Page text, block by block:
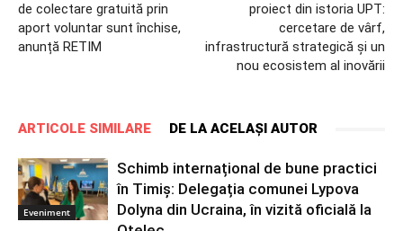
de colectare gratuită prin
aport voluntar sunt închise,
anunță RETIM
proiect din istoria UPT:
cercetare de vârf,
infrastructură strategică și un
nou ecosistem al inovării
ARTICOLE SIMILARE DE LA ACELAȘI AUTOR
Eveniment
Schimb internațional de bune practici
în Timiș: Delegația comunei Lypova
Dolyna din Ucraina, în vizită oficială la